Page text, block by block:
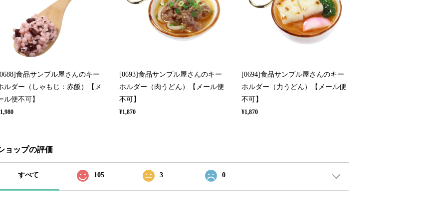
食品サンプル屋さんのキー
ルダー（しゃもじ：赤飯）【メ
ル便不可】
[0693]食品サンプル屋さんのキー
ホルダー（肉うどん）【メール便
不可】
¥1,870
[0694]食品サンプル屋さんのキー
ホルダー（力うどん）【メール便
不可】
¥1,870
ョップの評価
すべて 105 3 0